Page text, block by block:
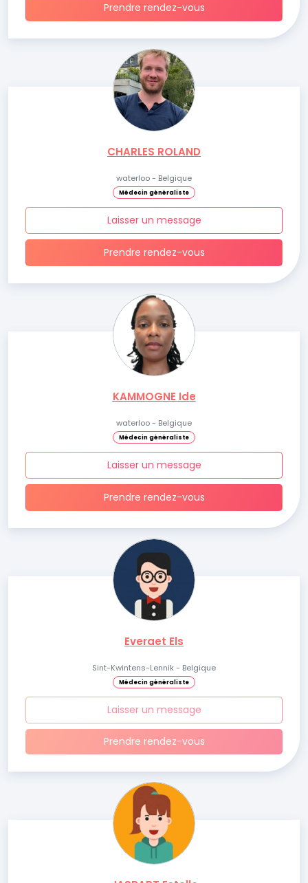
Prendre rendez-vous
CHARLES ROLAND
waterloo - Belgique
Médecin généraliste
Laisser un message
Prendre rendez-vous
KAMMOGNE Ide
waterloo - Belgique
Médecin généraliste
Laisser un message
Prendre rendez-vous
Everaet Els
Sint-Kwintens-Lennik - Belgique
Médecin généraliste
Laisser un message
Prendre rendez-vous